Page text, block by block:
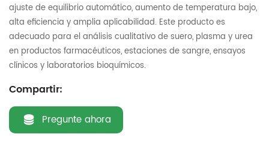
ajuste de equilibrio automático, aumento de temperatura bajo,
alta eficiencia y amplia aplicabilidad. Este producto es
adecuado para el análisis cualitativo de suero, plasma y urea
en productos farmacéuticos, estaciones de sangre, ensayos
clínicos y laboratorios bioquímicos.
Compartir:
Pregunte ahora